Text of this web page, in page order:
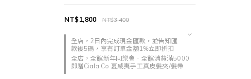
全店，2日內完成現金匯款，並告知匯
款後5碼，享有訂單金額1%立即折扣
全店，全館新年同樂會 - 全館消費滿5000
即贈Ciala Co 夏威夷手工真皮髮夾/髮帶
NT$3,400
NT$1,800